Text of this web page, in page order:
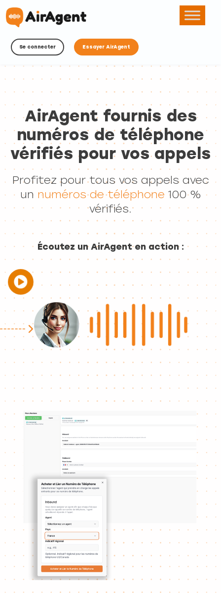
Se connecter Essayer AirAgent
AirAgent fournis des
numéros de téléphone
vérifiés pour vos appels
Profitez pour tous vos appels avec
un numéros de téléphone 100 %
vérifiés.
Écoutez un AirAgent en action :